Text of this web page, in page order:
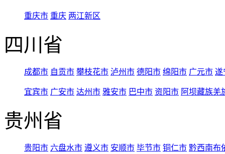
重庆市 重庆 两江新区
四川省
成都市 自贡市 攀枝花市 泸州市 德阳市 绵阳市 广元市 遂
宜宾市 广安市 达州市 雅安市 巴中市 资阳市 阿坝藏族羌
贵州省
贵阳市 六盘水市 遵义市 安顺市 毕节市 铜仁市 黔西南布